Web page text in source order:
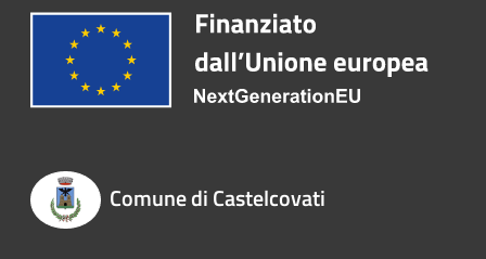
Comune di Castelcovati